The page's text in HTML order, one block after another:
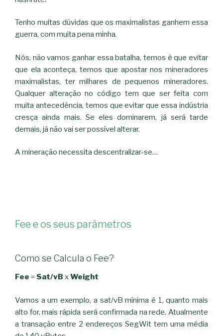
Tenho muitas dúvidas que os maximalistas ganhem essa
guerra, com muita pena minha.
Nós, não vamos ganhar essa batalha, temos é que evitar
que ela aconteça, temos que apostar nos mineradores
maximalistas, ter milhares de pequenos mineradores.
Qualquer alteração no código tem que ser feita com
muita antecedência, temos que evitar que essa indústria
cresça ainda mais. Se eles dominarem, já será tarde
demais, já não vai ser possível alterar.
A mineração necessita descentralizar-se…
Fee e os seus parâmetros
Como se Calcula o Fee?
Fee = Sat/vB xWeight
Vamos a um exemplo, a sat/vB mínima é 1, quanto mais
alto for, mais rápida será confirmada na rede. Atualmente
a transação entre 2 endereços SegWit tem uma média